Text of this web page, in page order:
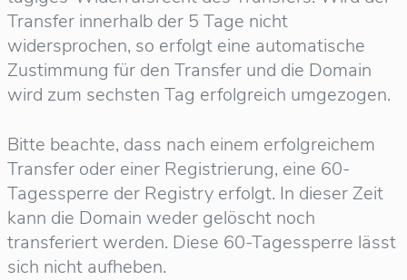
Transfer innerhalb der 5 Tage nicht
widersprochen, so erfolgt eine automatische
Zustimmung für den Transfer und die Domain
wird zum sechsten Tag erfolgreich umgezogen.
Bitte beachte, dass nach einem erfolgreichem
Transfer oder einer Registrierung, eine 60-
Tagessperre der Registry erfolgt. In dieser Zeit
kann die Domain weder gelöscht noch
transferiert werden. Diese 60-Tagessperre lässt
sich nicht aufheben.